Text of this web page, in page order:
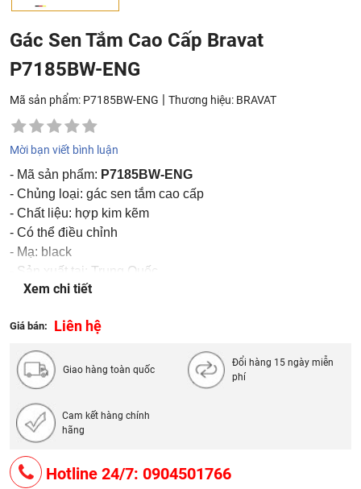
Gác Sen Tắm Cao Cấp Bravat
P7185BW-ENG
Mã sản phẩm: P7185BW-ENG | Thương hiệu: BRAVAT
Mời bạn viết bình luận
- Mã sản phẩm: P7185BW-ENG
- Chủng loại: gác sen tắm cao cấp
- Chất liệu: hợp kim kẽm
- Có thể điều chỉnh
- Mạ: black
- Sản xuất tại: Trung Quốc
- Thương hiệu: Bravat
Xem chi tiết
Giá bán: Liên hệ
Giao hàng toàn quốc
Đổi hàng 15 ngày miễn
phí
Cam kết hàng chính
hãng
Hotline 24/7: 0904501766